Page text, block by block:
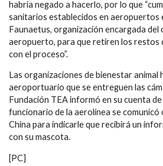
habría negado a hacerlo, por lo que
sanitarios establecidos en aeropuertos
Faunaetus, organización encargada del
aeropuerto, para que retiren los restos
con el proceso”.
Las organizaciones de bienestar animal
aeroportuario que se entreguen las
Fundación TEA informó en su cuenta
funcionario de la aerolínea se
China para indicarle que recibirá un
con su mascota.
[PC]